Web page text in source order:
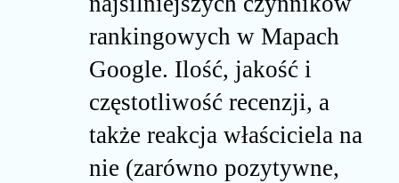
rankingowych w Mapach
Google. Ilość, jakość i
częstotliwość recenzji, a
także reakcja właściciela na
nie (zarówno pozytywne,